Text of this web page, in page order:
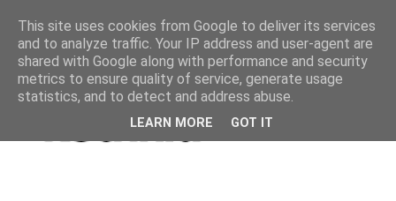
This site uses cookies from Google to deliver its services
and to analyze traffic. Your IP address and user-agent are
shared with Google along with performance and security
metrics to ensure quality of service, generate usage
statistics, and to detect and address abuse.
LEARN MORE GOT IT